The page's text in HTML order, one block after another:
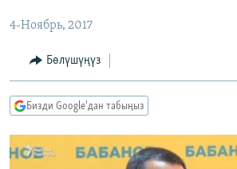
ЭКОНОМИКА
МАДАНИЯТ
БОРБОР АЗИЯ
АТАЙЫН ИЛИКТӨӨ
ТВ ПРОГРАММАЛАР
ЭКСПЕРТТЕР ТАЛДАЙТ
БИЗ ЖАНА ДҮЙНӨ
ӨЗГӨЧӨ ПИКИР
Русский
4-Ноябрь, 2017
Бөлүшүңүз
Бизди Google'дан табыңыз